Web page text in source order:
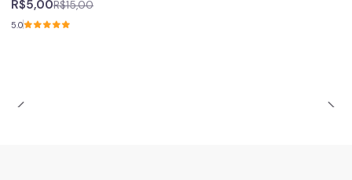
R$5,00R$15,00
5.0